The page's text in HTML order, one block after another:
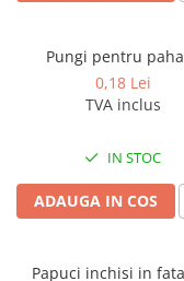
Salvatore Ferragamo
Gama de cosmetice
Papuci hotel
Pungi pentru
0,18 Lei
TVA inclus
IN STOC
ADAUGA IN COS
Papuci inchisi in